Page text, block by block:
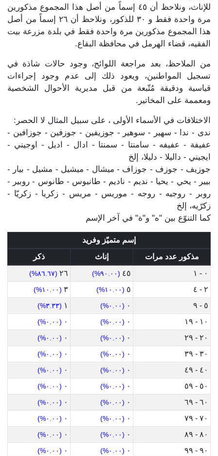
للإناث، ونلاحظ أن ٤٥ إسماً من أصل هذا المجموع مذكورين
مرة واحدة فقط و ٣٠ للذكور، ونلاحظ أن ٢٦ إسماً من أصل
هذا المجموع مذكورين مرة واحدة فقط في بلدة مزرعة بيت
الفقيه، قضاء الهرمل في محافظة البقاع.
من الملاحظ، بعد مراجعة اللوائح، وجود حالات شاذة في
تسجيل المواطنين، ويعود ذلك إلى عدم وجود إجراءات
قياسية ودقيقة مُتّبعة من قبل مديرية الأحوال الشخصية
ومعممة على المخاتير.
الاختلافات في الأسماء الأولى ، على سبيل المثال لا الحصر:
ندى - ندا - سهير - سوهير - جوزيفين - جوزفين - جوزافين -
عفيفة - عفيفه - سامنتا - سمنتا - ادال - اديل - اوجيني -
ايجيني - داليلا - دليلا، إلخ
جوزيف - جوزف - جوزاف - ميشال - ميشيل - مشيل - بيار -
بيير - يحي - يحيا - نديم - ناديم - طانيوس - طانوس - روبير -
روبر - روجيه - روجه - موريس - مريس - زكريا - زكريّا -
زكرّيه، إلخ
كما التنوّع بين "ه" و"ة" في آخر الإسم
إسم متميّز وفريد
مذكور عدد مرات
إناث
ذكر
٠ - ١
٤٥ (٩٠.٠٠%) ٢٦ (٨٦.٦٧%)
٢ - ٤ ٥ (١٠.٠٠%) ٣ (١٠.٠٠%)
٥ - ٩ ٠ (٠.٠٠%) ١ (٣.٣٣%)
١٠ - ١٩ ٠ (٠.٠٠%) ٠ (٠.٠٠%)
٢٠ - ٢٩ ٠ (٠.٠٠%) ٠ (٠.٠٠%)
٣٠ - ٣٩ ٠ (٠.٠٠%) ٠ (٠.٠٠%)
٤٠ - ٤٩ ٠ (٠.٠٠%) ٠ (٠.٠٠%)
٥٠ - ٥٩ ٠ (٠.٠٠%) ٠ (٠.٠٠%)
٦٠ - ٦٩ ٠ (٠.٠٠%) ٠ (٠.٠٠%)
٧٠ - ٧٩ ٠ (٠.٠٠%) ٠ (٠.٠٠%)
٨٠ - ٨٩ ٠ (٠.٠٠%) ٠ (٠.٠٠%)
٩٠ - ٩٩ ٠ (٠.٠٠%) ٠ (٠.٠٠%)